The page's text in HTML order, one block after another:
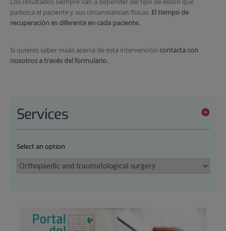
padezca el paciente y sus circunstancias físicas. El tiempo de
recuperación es diferente en cada paciente.
Si quieres saber maás acerca de esta intervención contacta con
nosotros a través del formulario.
Services
Select an option